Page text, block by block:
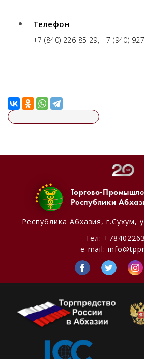
Телефон
+7 (840) 226 85 29, +7 (940)
Торгово-
Республики
Республика Абхазия, г.Сухум,
Тел:
e-mail: